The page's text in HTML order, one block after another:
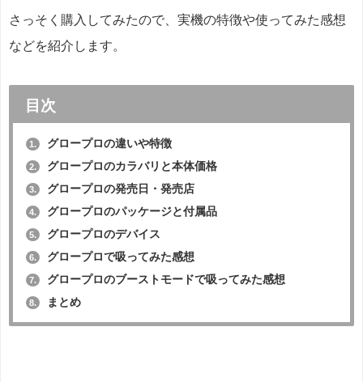
さっそく購入してみたので、実機の特徴や使ってみた感想
などを紹介します。
目次
1. グロープロの違いや特徴
2. グロープロのカラバリと本体価格
3. グロープロの発売日・発売店
4. グロープロのパッケージと付属品
5. グロープロのデバイス
6. グロープロで吸ってみた感想
7. グロープロのブーストモードで吸ってみた感想
8. まとめ